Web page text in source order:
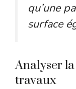
qu’une
surface
Analyser
travaux